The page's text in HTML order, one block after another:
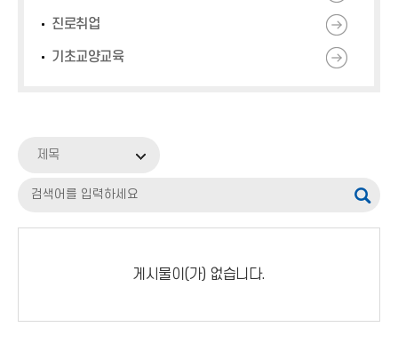
진로취업
기초교양교육
제목
검
색
게시물이(가) 없습니다.